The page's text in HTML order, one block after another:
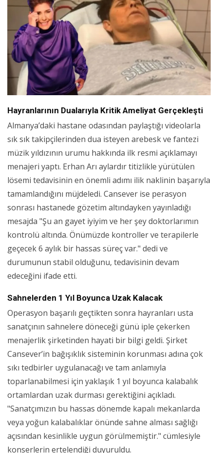
Hayranlarının Dualarıyla Kritik Ameliyat Gerçekleşti
Almanya’daki hastane odasından paylaştığı videolarla
sık sık takipçilerinden dua isteyen arebesk ve fantezi
müzik yıldızının urumu hakkında ilk resmi açıklamayı
menajeri yaptı. Erhan Arı aylardır titizlikle yürütülen
lösemi tedavisinin en önemli adımı ilik naklinin başarıyla
tamamlandığını müjdeledi. Cansever ise perasyon
sonrası hastanede gözetim altındayken yayınladığı
mesajda "Şu an gayet iyiyim ve her şey doktorlarımın
kontrolü altında. Önümüzde kontroller ve terapilerle
geçecek 6 aylık bir hassas süreç var." dedi ve
durumunun stabil olduğunu, tedavisinin devam
edeceğini ifade etti.
Sahnelerden 1 Yıl Boyunca Uzak Kalacak
Operasyon başarılı geçtikten sonra hayranları usta
sanatçının sahnelere döneceği günü iple çekerken
menajerlik şirketinden hayati bir bilgi geldi. Şirket
Cansever’in bağışıklık sisteminin korunması adına çok
sıkı tedbirler uygulanacağı ve tam anlamıyla
toparlanabilmesi için yaklaşık 1 yıl boyunca kalabalık
ortamlardan uzak durması gerektiğini açıkladı.
"Sanatçımızın bu hassas dönemde kapalı mekanlarda
veya yoğun kalabalıklar önünde sahne alması sağlığı
açısından kesinlikle uygun görülmemiştir." cümlesiyle
konserlerin ertelendiği duyuruldu.